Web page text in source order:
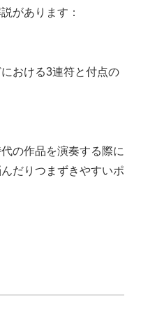
があります：
おける3連符と付点の
の作品を演奏する際に
だりつまずきやすいポ